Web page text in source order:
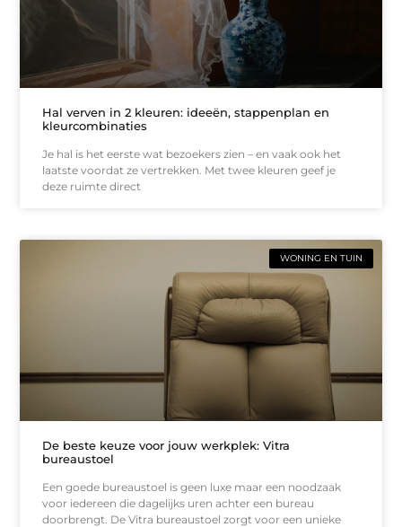
Hal verven in 2 kleuren: ideeën, stappenplan en
kleurcombinaties
Je hal is het eerste wat bezoekers zien – en vaak ook het
laatste voordat ze vertrekken. Met twee kleuren geef je
deze ruimte direct
WONING EN TUIN
De beste keuze voor jouw werkplek: Vitra
bureaustoel
Een goede bureaustoel is geen luxe maar een noodzaak
voor iedereen die dagelijks uren achter een bureau
doorbrengt. De Vitra bureaustoel zorgt voor een unieke